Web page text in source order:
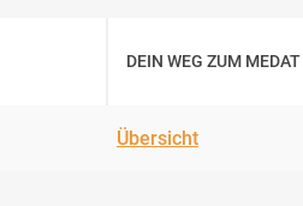
DEIN WEG ZUM MEDAT
Übersicht